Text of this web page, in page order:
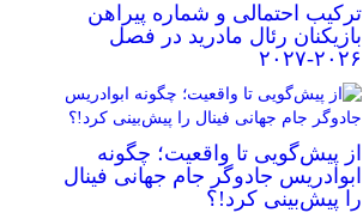
ترکیب احتمالی و شماره پیراهن
بازیکنان رئال مادرید در فصل
۲۰۲۶-۲۰۲۷
از پیش‌گویی تا واقعیت؛ چگونه
ابوادریس جادوگر جام جهانی فینال
را پیش‌بینی کرد!؟